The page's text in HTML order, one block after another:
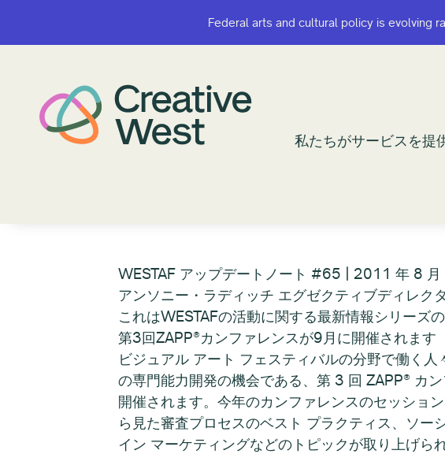
Federal arts and cultural policy is evolving
私たちがサービスを提
Federal arts and cultural policy is evolving
私たちがサービスを提
WESTAF アップデートノート #65 | 2011 年 8 月
アンソニー・ラディッチ エグゼクティブディレク
これはWESTAFの活動に関する最新情報シリーズ
第3回ZAPP®カンファレンスが9月に開催されます
ビジュアル アート フェスティバルの分野で働く
の専門能力開発の機会である、第 3 回 ZAPP® カ
開催されます。今年のカンファレンスのセッショ
ら見た審査プロセスのベスト プラクティス、ソ
イン マーケティングなどのトピックが取り上げ